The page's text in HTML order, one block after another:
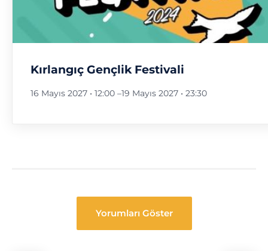
Kırlangıç Gençlik Festivali
16 Mayıs 2027 • 12:00 –19 Mayıs 2027 • 23:30
Yorumları Göster